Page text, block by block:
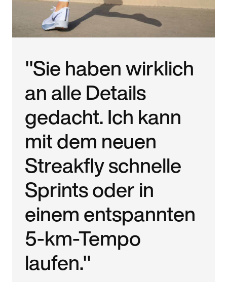
"Sie haben wirklich
an alle Details
gedacht. Ich kann
mit dem neuen
Streakfly schnelle
Sprints oder in
einem entspannten
5-km-Tempo
laufen."